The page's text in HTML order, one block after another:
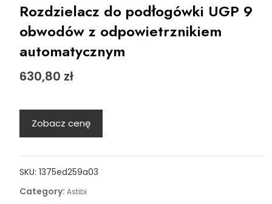
Rozdzielacz do podłogówki UGP 9
obwodów z odpowietrznikiem
automatycznym
630,80 zł
Zobacz cenę
SKU: 1375ed259a03
Category: Astibi